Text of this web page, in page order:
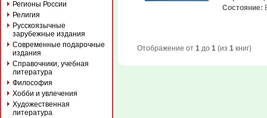
Состояние:
Отображение от 1 до 1 (из 1 книг)
Регионы России
Религия
Русскоязычные
зарубежные издания
Современные подарочные
издания
Справочники, учебная
литература
Философия
Хобби и увлечения
Художественная
литература